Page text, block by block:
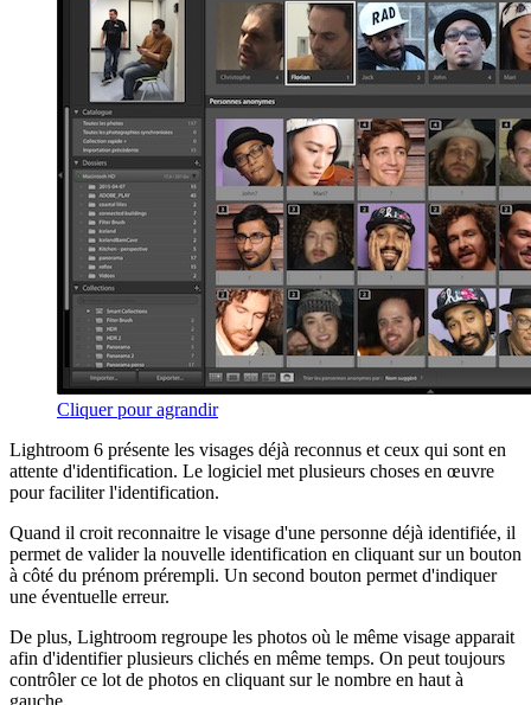
Cliquer pour agrandir
Lightroom 6 présente les visages déjà reconnus et ceux qui sont en
attente d'identification. Le logiciel met plusieurs choses en œuvre
pour faciliter l'identification.
Quand il croit reconnaitre le visage d'une personne déjà identifiée, il
permet de valider la nouvelle identification en cliquant sur un bouton
à côté du prénom prérempli. Un second bouton permet d'indiquer
une éventuelle erreur.
De plus, Lightroom regroupe les photos où le même visage apparait
afin d'identifier plusieurs clichés en même temps. On peut toujours
contrôler ce lot de photos en cliquant sur le nombre en haut à
gauche.